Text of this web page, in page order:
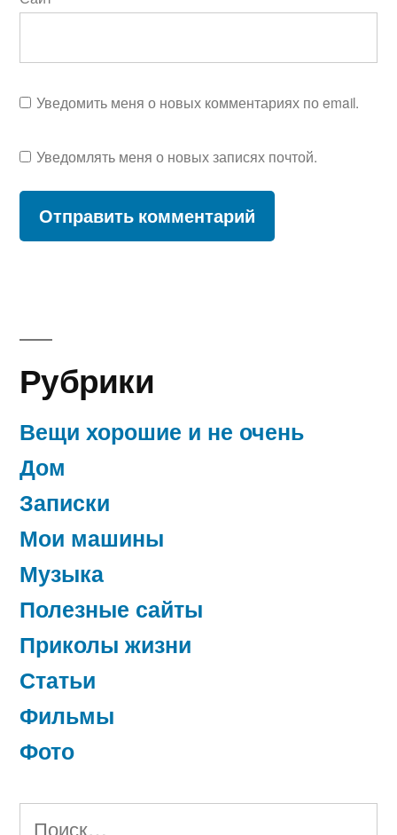
Уведомить меня о новых комментариях по email.
Уведомлять меня о новых записях почтой.
Рубрики
Вещи хорошие и не очень
Дом
Записки
Мои машины
Музыка
Полезные сайты
Приколы жизни
Статьи
Фильмы
Фото
Найти: